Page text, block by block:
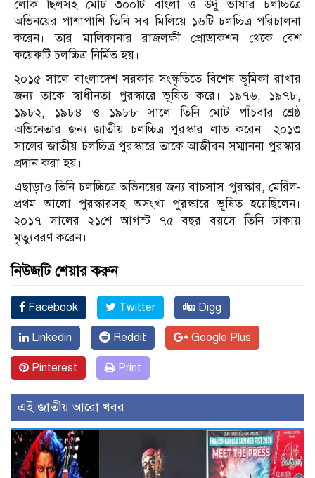
লোক ছিলসহ মোট ৩০০টি বাংলা ও উর্দু ভাষার চলচ্চিত্রে
অভিনয়ের পাশাপাশি তিনি সব মিলিয়ে ১৬টি চলচ্চিত্র পরিচালনা
করেন। তার মালিকানার রাজলক্ষী প্রোডাকশন থেকে বেশ
কয়েকটি চলচ্চিত্র নির্মিত হয়।
২০১৫ সালে বাংলাদেশ সরকার সংস্কৃতিতে বিশেষ ভূমিকা রাখার
জন্য তাকে স্বাধীনতা পুরস্কারে ভূষিত করে। ১৯৭৬, ১৯৭৮,
১৯৮২, ১৯৮৪ ও ১৯৮৮ সালে তিনি মোট পাঁচবার শ্রেষ্ঠ
অভিনেতার জন্য জাতীয় চলচ্চিত্র পুরস্কার লাভ করেন। ২০১৩
সালের জাতীয় চলচ্চিত্র পুরস্কারে তাকে আজীবন সম্মাননা পুরস্কার
প্রদান করা হয়।
এছাড়াও তিনি চলচ্চিত্রে অভিনয়ের জন্য বাচসাস পুরস্কার, মেরিল-
প্রথম আলো পুরস্কারসহ অসংখ্য পুরস্কারে ভূষিত হয়েছিলেন।
২০১৭ সালের ২১শে আগস্ট ৭৫ বছর বয়সে তিনি ঢাকায়
মৃত্যুবরণ করেন।
নিউজটি শেয়ার করুন
Facebook Twitter Digg
Linkedin Reddit Google Plus
Pinterest Print
এই জাতীয় আরো খবর